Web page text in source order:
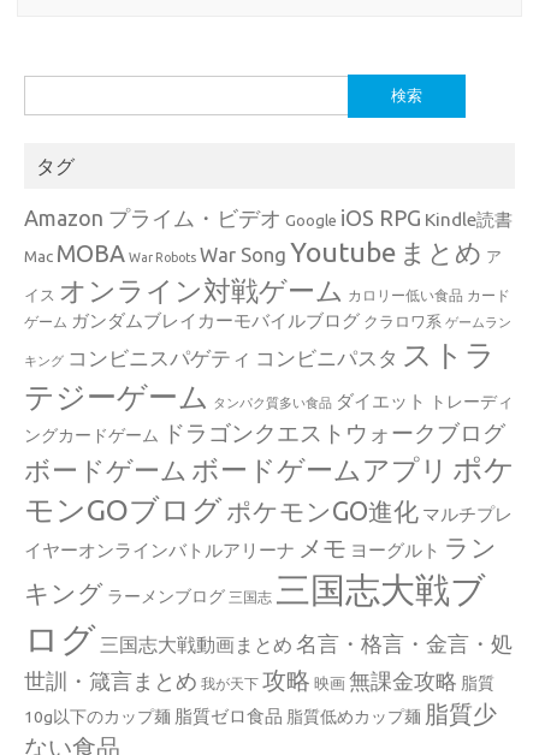
索:
タグ
Amazon プライム・ビデオ Google iOS RPG Kindle読書
Mac MOBA War Robots War Song Youtube まとめ ア
イス オンライン対戦ゲーム カロリー低い食品 カード
ゲーム ガンダムブレイカーモバイルブログ クラロワ系 ゲームラン
キング コンビニスパゲティ コンビニパスタ ストラ
テジーゲーム
タンパク質多い食品 ダイエット
トレーディ
ングカードゲーム
ドラゴンクエストウォークブログ
ボードゲーム ボードゲームアプリ ポケ
モンGOブログ ポケモンGO進化 マルチプレ
イヤーオンラインバトルアリーナ メモ ヨーグルト ラン
キング ラーメンブログ 三国志 三国志大戦ブ
ログ 三国志大戦動画まとめ 名言・格言・金言・処
世訓・箴言まとめ 我が天下 攻略 映画 無課金攻略 脂質
10g以下のカップ麺 脂質ゼロ食品 脂質低めカップ麺 脂質少
ない食品